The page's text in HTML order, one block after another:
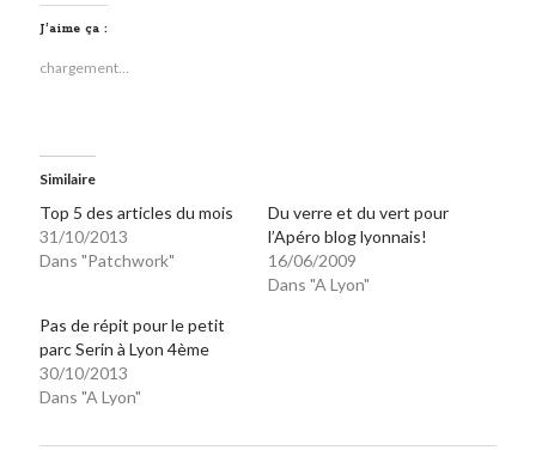
J’aime ça :
chargement…
Similaire
Top 5 des articles du mois
31/10/2013
Dans "Patchwork"
Du verre et du vert pour
l’Apéro blog lyonnais!
16/06/2009
Dans "A Lyon"
Pas de répit pour le petit
parc Serin à Lyon 4ème
30/10/2013
Dans "A Lyon"